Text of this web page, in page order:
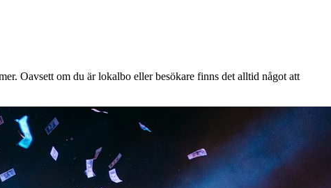
Oavsett om du är lokalbo eller besökare finns det alltid något att